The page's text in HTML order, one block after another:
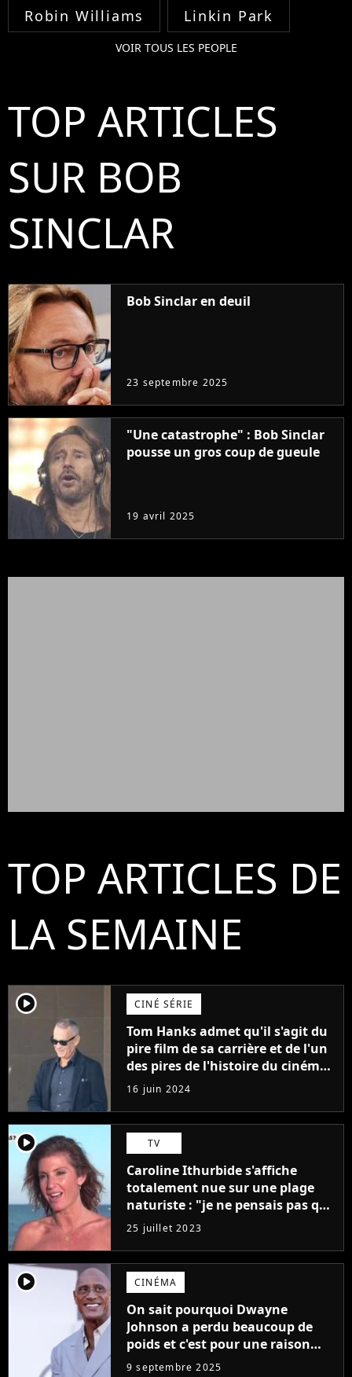
Robin Williams Linkin Park
VOIR TOUS LES PEOPLE
TOP ARTICLES
SUR BOB
SINCLAR
Bob Sinclar en deuil
23 septembre 2025
"Une catastrophe" : Bob Sinclar
pousse un gros coup de gueule
19 avril 2025
TOP ARTICLES DE
LA SEMAINE
player2 CINÉ SÉRIE
Tom Hanks admet qu'il s'agit du
pire film de sa carrière et de l'un
des pires de l'histoire du cinéma :
"L'un des films les plus
médiocres jamais réalisés"
16 juin 2024
player2 TV
Caroline Ithurbide s'affiche
totalement nue sur une plage
naturiste : "je ne pensais pas que
j'arriverais à le faire..."
25 juillet 2023
player2 CINÉMA
On sait pourquoi Dwayne
Johnson a perdu beaucoup de
poids et c'est pour une raison
importante
9 septembre 2025